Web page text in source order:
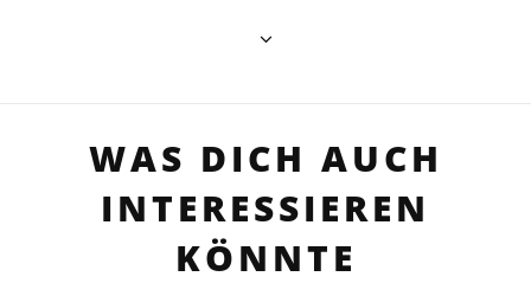
WAS DICH AUCH
INTERESSIEREN
KÖNNTE